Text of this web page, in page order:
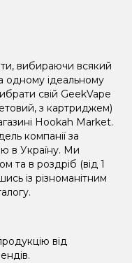
вибираючи всякий
одному ідеальному
свій GeekVape
з картриджем)
Hookah Market.
компанії за
в Україну. Ми
та в роздріб (від 1
із різноманітним
від